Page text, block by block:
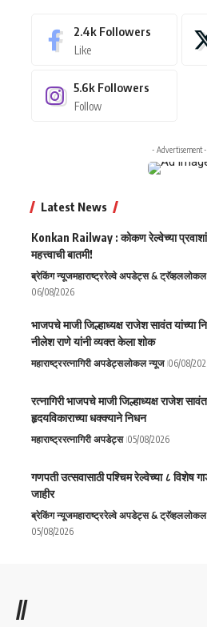
2.4k Followers
Like
5.6k Followers
Follow
- Advertisement -
Latest News
Konkan Railway : कोकण रेल्वेच्या
महत्त्वाची बातमी!
ब्रेकिंग न्यूजमहाराष्ट्ररेल्वे अपडेट्स & ट्रॅव्हल
06/08/2026
भाजपचे माजी जिल्हाध्यक्ष राजेश सावंत यांच्या
नीलेश राणे यांनी व्यक्त केला शोक
महाराष्ट्ररत्नागिरी अपडेट्सलोकल न्यूज 06/08/
रत्नागिरी भाजपचे माजी जिल्हाध्यक्ष राजेश
हृदयविकाराच्या धक्क्याने निधन
महाराष्ट्ररत्नागिरी अपडेट्स 05/08/2026
गणपती उत्सवासाठी पश्चिम रेल्वेच्या ८ विशेष
जाहीर
ब्रेकिंग न्यूजमहाराष्ट्ररेल्वे अपडेट्स & ट्रॅव्हल
05/08/2026
//